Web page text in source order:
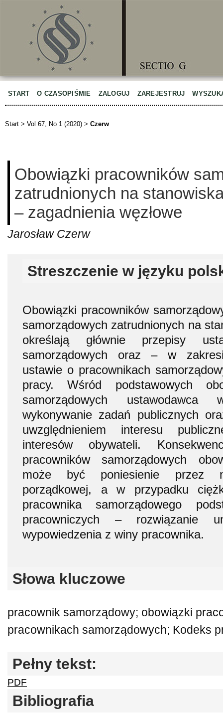
START O CZASOPIŚMIE ZALOGUJ ZAREJESTRUJ
Start > Vol 67, No 1 (2020) > Czerw
Obowiązki pracowników
zatrudnionych na
– zagadnienia węzłowe
Jarosław Czerw
Streszczenie w języku
Obowiązki pracowników
samorządowych zatrudnionych na
określają głównie przepisy
samorządowych oraz – w
ustawie o pracownikach
pracy. Wśród podstawowych
samorządowych ustawodawca
wykonywanie zadań publicznych
uwzględnieniem interesu
interesów obywateli.
pracowników samorządowych
może być poniesienie przez
porządkowej, a w przypadku
pracownika samorządowego
pracowniczych – rozwiązanie
wypowiedzenia z winy pracownika.
Słowa kluczowe
pracownik samorządowy; obowiązki
pracownikach samorządowych; Kodeks
Pełny tekst:
PDF
Bibliografia